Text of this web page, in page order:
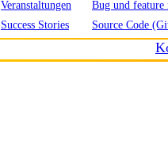
Veranstaltungen
Success Stories
Bug und feature
Source Code